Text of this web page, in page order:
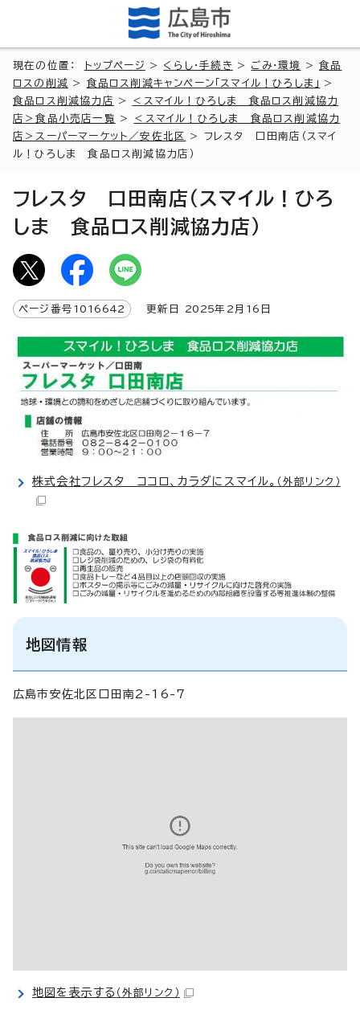
現在の位置： トップページ > くらし・手続き > ごみ・環境 >食品
ロスの削減 > 食品ロス削減キャンペーン「スマイル！ひろしま」
>
食品ロス削減協力店
>
＜スマイル！ひろしま 食品ロス削減協力
店＞食品小売店一覧
>
＜スマイル！ひろしま 食品ロス削減協力
店＞スーパーマーケット／安佐北区
> フレスタ 口田南店（スマイ
ル！ひろしま 食品ロス削減協力店）
フレスタ 口田南店（スマイル！ひろ
しま 食品ロス削減協力店）
ページ番号 1016642 更新日 2025年2月 16 日
株式会社フレスタ ココロ、カラダにスマイル。 （外部リンク）
地図情報
広島市安佐北区口田南2-16-7
地図を表示する （外部リンク）